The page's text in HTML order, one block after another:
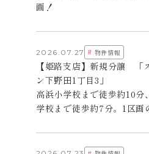
画！
2026.07.27 # 物件情報
【姫路支店】新規分譲 「
ン下野田1丁目3」
高浜小学校まで徒歩約10分
学校まで徒歩約7分。1区画